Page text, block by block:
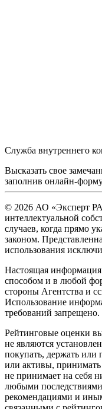
Служба внутреннего
Высказать свое
заполнив онлайн-
© 2026 АО «Эксперт
интеллектуальной
случаев, когда прямо
законом.
использования
Настоящая
способом и в любой
стороны Агентства и
Использование
требований запрещено.
Рейтинговые оценки
не являются
покупать, держать или
или активы,
не принимает на себя
любыми
рекомендациями и